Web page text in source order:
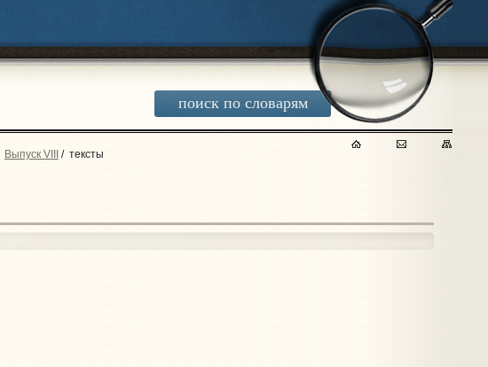
поиск по словарям
Выпуск VIII / тексты